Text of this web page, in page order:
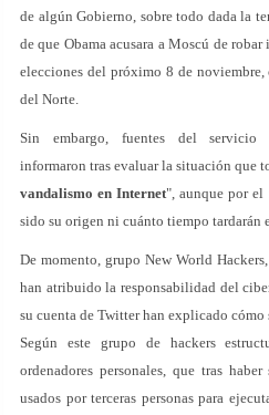
de algún Gobierno, sobre todo dada la
de que Obama acusara a Moscú de
elecciones del próximo 8 de
del Norte.
Sin embargo, fuentes del servicio
informaron tras evaluar la situación que
vandalismo en Internet", aunque por el
sido su origen ni cuánto tiempo tardarán
De momento, grupo New World Hackers
han atribuido la responsabilidad del
su cuenta de Twitter han explicado cómo
Según este grupo de hackers
ordenadores personales, que tras
usados por terceras personas para